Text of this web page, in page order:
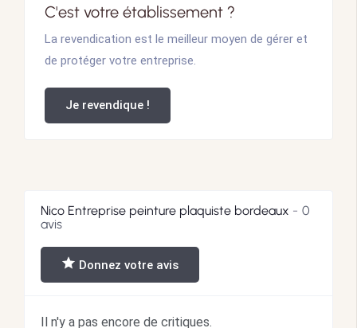
C'est votre établissement ?
La revendication est le meilleur moyen de gérer et
de protéger votre entreprise.
Je revendique !
Nico Entreprise peinture plaquiste bordeaux
0
avis
Donnez votre avis
Il n'y a pas encore de critiques.